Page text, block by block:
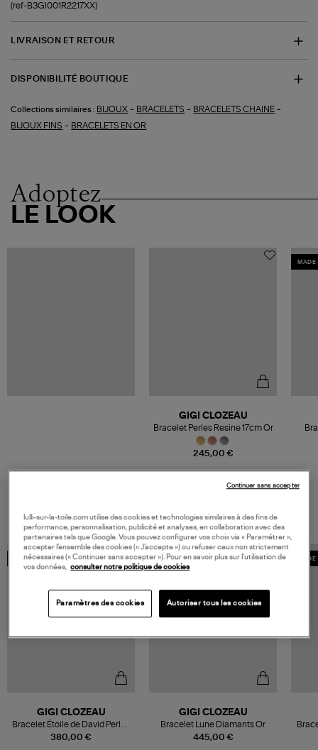
(ref-B3GI001R2217XX)
LIVRAISON ET RETOUR
DISPONIBILITÉ BOUTIQUE
Collections similaires : BIJOUX - BRACELETS - BRACELETS CHAINE -
BIJOUX FINS - BRACELETS EN OR
Adoptez
LE LOOK
245,00 €
GIGI CLOZEAU
Bracelet Perles Resine 17cm Or
MADE
MADE IN FRANCE
380,00 €
GIGI CLOZEAU
Bracelet Étoile de David Perles
Résine
MADE IN FRANCE
445,00 €
GIGI CLOZEAU
Bracelet Lune Diamants Or
lulli-sur-la-toile.com utilise des cookies et technologies similaires à des fins de
performance, personnalisation, publicité et analyses, en collaboration avec des
partenaires tels que Google. Vous pouvez configurer vos choix via « Paramétrer »,
accepter l’ensemble des cookies (« J’accepte ») ou refuser ceux non strictement
nécessaires (« Continuer sans accepter »). Pour en savoir plus sur l’utilisation de
vos données, consulter notre politique de cookies
Paramètres des cookies Autoriser tous les cookies
Continuer sans accepter